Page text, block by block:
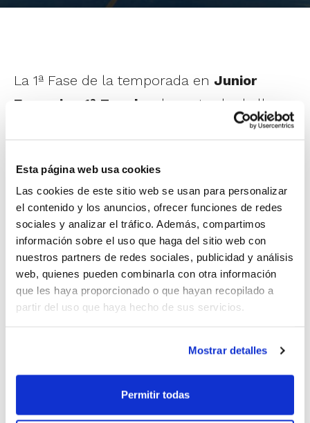
Esta página web usa cookies
Las cookies de este sitio web se usan para personalizar
el contenido y los anuncios, ofrecer funciones de redes
sociales y analizar el tráfico. Además, compartimos
información sobre el uso que haga del sitio web con
nuestros partners de redes sociales, publicidad y análisis
web, quienes pueden combinarla con otra información
que les haya proporcionado o que hayan recopilado a
partir del uso que haya hecho de sus servicios.
Mostrar detalles
Permitir todas
La 1ª Fase de la temporada en Junior
Femenino 1ª Zonal ya ha entrado de lleno
en la segunda vuelta y lo hace con 5
Valencia Basket Naranja, Maristas Valencia,
Ercros Almussafes y CB Oliva Activat Oliva.
En los otros tres grupos se comparte
liderato y está mucho más apretado ese
primer puesto de la clasificación. Así
sucede en el Grupo B con Vendival
Grupo D entre CB Tabernes Blanques y NB
Paterna y en el Grupo H con Innolandia
Albubasket y La Avenida Cerámicas Petrer.